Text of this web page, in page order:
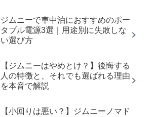
ジムニーで車中泊におすすめのポー
タブル電源3選｜用途別に失敗しな
い選び方
【ジムニーはやめとけ？】後悔する
人の特徴と、それでも選ばれる理由
を本音で解説
【小回りは悪い？】ジムニーノマド